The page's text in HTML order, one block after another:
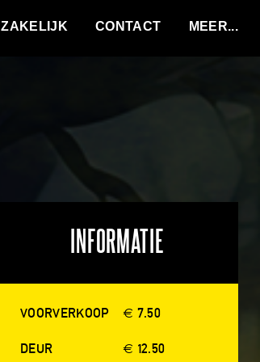
ZAKELIJK CONTACT
INFORMATIE
VOORVERKOOP € 7.50
DEUR € 12.50